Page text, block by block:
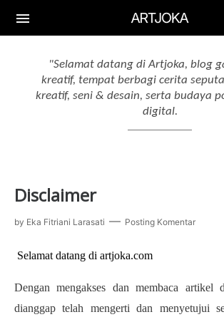
Aplikasi
Aplikasi Keuangan
Aplikasi Menggambar
Gadget
Drawing Tablet
AI Workflow
"Selamat datang di Artjoka, blog
kreatif, tempat berbagi cerita
kreatif, seni & desain, serta budaya
digital.
Disclaimer
by Eka Fitriani Larasati Posting Komentar
Selamat datang di artjoka.com
Dengan mengakses dan membaca artikel
dianggap telah mengerti dan menyetujui